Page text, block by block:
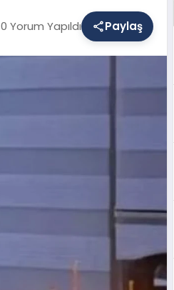
0 Yorum Yapıldı Paylaş